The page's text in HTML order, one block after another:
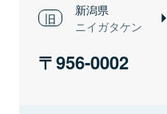
新潟県
ニイガタケン
956-0002